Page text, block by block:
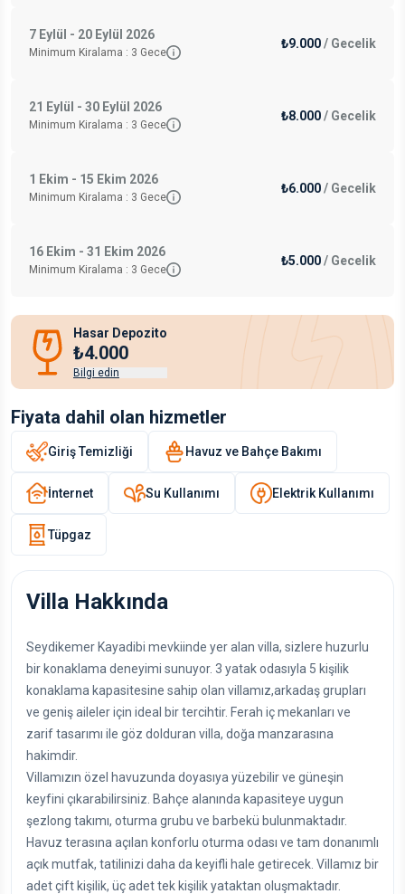
7 Eylül - 20 Eylül 2026
Minimum Kiralama : 3 Gece
₺9.000/ Gecelik
21 Eylül - 30 Eylül 2026
Minimum Kiralama : 3 Gece
₺8.000/ Gecelik
1 Ekim - 15 Ekim 2026
Minimum Kiralama : 3 Gece
₺6.000/ Gecelik
16 Ekim - 31 Ekim 2026
Minimum Kiralama : 3 Gece
₺5.000/ Gecelik
Hasar Depozito
₺4.000
Bilgi edin
Fiyata dahil olan hizmetler
Giriş Temizliği Havuz ve Bahçe Bakımı
İnternet Su Kullanımı Elektrik Kullanımı
Tüpgaz
Villa Hakkında
Seydikemer Kayadibi mevkiinde yer alan villa, sizlere huzurlu
bir konaklama deneyimi sunuyor. 3 yatak odasıyla 5 kişilik
konaklama kapasitesine sahip olan villamız,arkadaş grupları
ve geniş aileler için ideal bir tercihtir. Ferah iç mekanları ve
zarif tasarımı ile göz dolduran villa, doğa manzarasına
hakimdir.
Villamızın özel havuzunda doyasıya yüzebilir ve güneşin
keyfini çıkarabilirsiniz. Bahçe alanında kapasiteye uygun
şezlong takımı, oturma grubu ve barbekü bulunmaktadır.
Havuz terasına açılan konforlu oturma odası ve tam donanımlı
açık mutfak, tatilinizi daha da keyifli hale getirecek. Villamız bir
adet çift kişilik, üç adet tek kişilik yataktan oluşmaktadır.